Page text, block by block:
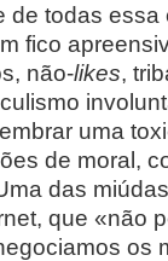
de todas
fico
não-likes,
uma
de moral,
das
que «não
os